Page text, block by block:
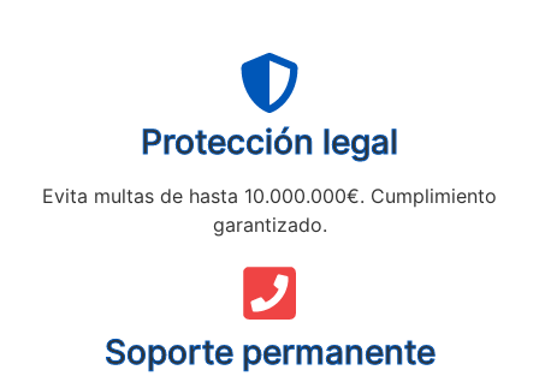
Protección legal
Evita multas de hasta 10.000.000€. Cumplimiento
garantizado.
Soporte permanente